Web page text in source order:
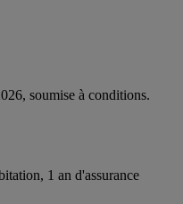
soumise à conditions.
1 an d'assurance